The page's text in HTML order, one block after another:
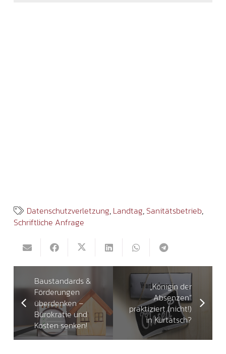
Datenschutzverletzung, Landtag, Sanitätsbetrieb,
Schriftliche Anfrage
Baustandards &
Förderungen
überdenken –
Bürokratie und
Kosten senken!
„Königin der
Absenzen“
praktiziert (nicht!)
in Kurtatsch?